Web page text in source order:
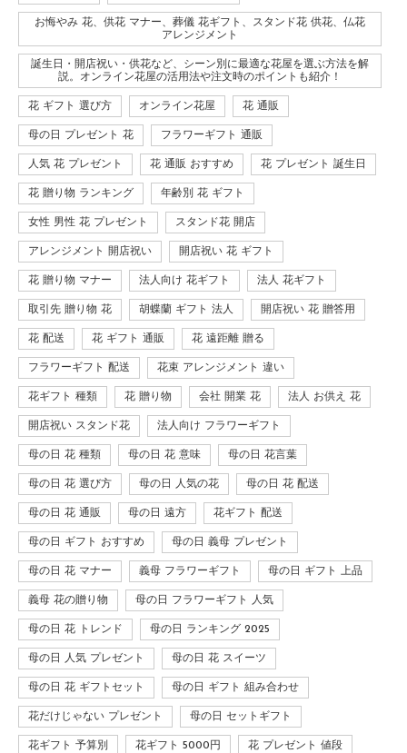
お悔やみ 花、供花 マナー、葬儀 花ギフト、スタンド花 供花、仏花
アレンジメント
誕生日・開店祝い・供花など、シーン別に最適な花屋を選ぶ方法を解
説。オンライン花屋の活用法や注文時のポイントも紹介！
花 ギフト 選び方 オンライン花屋 花 通販
母の日 プレゼント 花 フラワーギフト 通販
人気 花 プレゼント 花 通販 おすすめ 花 プレゼント 誕生日
花 贈り物 ランキング 年齢別 花 ギフト
女性 男性 花 プレゼント スタンド花 開店
アレンジメント 開店祝い 開店祝い 花 ギフト
花 贈り物 マナー 法人向け 花ギフト 法人 花ギフト
取引先 贈り物 花 胡蝶蘭 ギフト 法人 開店祝い 花 贈答用
花 配送 花 ギフト 通販 花 遠距離 贈る
フラワーギフト 配送 花束 アレンジメント 違い
花ギフト 種類 花 贈り物 会社 開業 花 法人 お供え 花
開店祝い スタンド花 法人向け フラワーギフト
母の日 花 種類 母の日 花 意味 母の日 花言葉
母の日 花 選び方 母の日 人気の花 母の日 花 配送
母の日 花 通販 母の日 遠方 花ギフト 配送
母の日 ギフト おすすめ 母の日 義母 プレゼント
母の日 花 マナー 義母 フラワーギフト 母の日 ギフト 上品
義母 花の贈り物 母の日 フラワーギフト 人気
母の日 花 トレンド 母の日 ランキング 2025
母の日 人気 プレゼント 母の日 花 スイーツ
母の日 花 ギフトセット 母の日 ギフト 組み合わせ
花だけじゃない プレゼント 母の日 セットギフト
花ギフト 予算別 花ギフト 5000円 花 プレゼント 値段